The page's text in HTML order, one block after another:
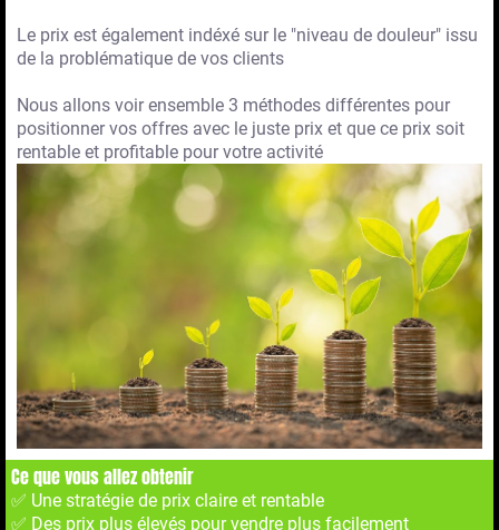
Le prix est également indéxé sur le "niveau de douleur" issu
de la problématique de vos clients
Nous allons voir ensemble 3 méthodes différentes pour
positionner vos offres avec le juste prix et que ce prix soit
rentable et profitable pour votre activité
Ce que vous allez obtenir
✅ Une stratégie de prix claire et rentable
✅ Des prix plus élevés pour vendre plus facilement